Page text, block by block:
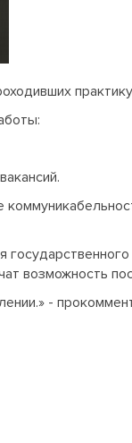
возможность
-
приёма на